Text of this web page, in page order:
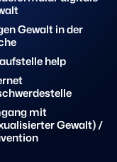
Gewalt in der
help
mit
Gewalt) /